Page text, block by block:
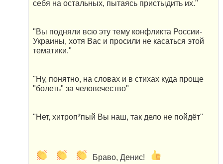
себя на остальных, пытаясь пристыдить их."
"Вы подняли всю эту тему конфликта России-
Украины, хотя Вас и просили не касаться этой
тематики."
"Ну, понятно, на словах и в стихах куда проще
"болеть" за человечество"
"Нет, хитроп*пый Вы наш, так дело не пойдёт"
Браво, Денис!